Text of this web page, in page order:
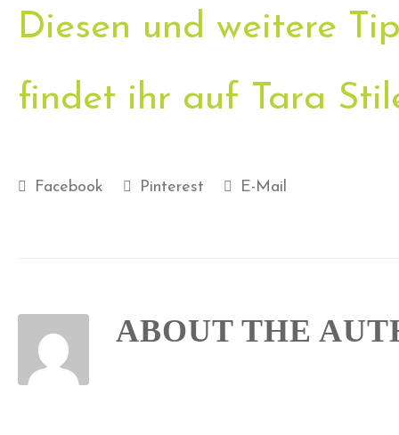
Diesen und weitere
findet ihr auf Tara
Facebook Pinterest E-Mail
ABOUT THE